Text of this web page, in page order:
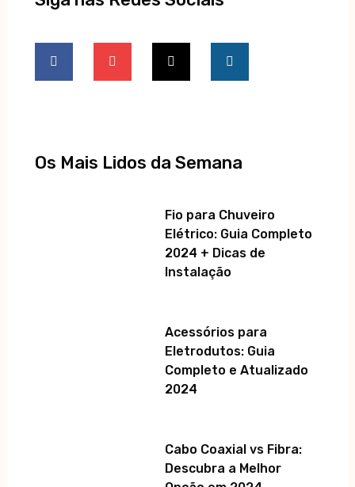
a
c
e
b
o
u
t
u
i
k
t
o
n
s
t
a
Os Mais Lidos da Semana
Fio para Chuveiro
Elétrico: Guia Completo
2024 + Dicas de
Instalação
Acessórios para
Eletrodutos: Guia
Completo e Atualizado
2024
Cabo Coaxial vs Fibra:
Descubra a Melhor